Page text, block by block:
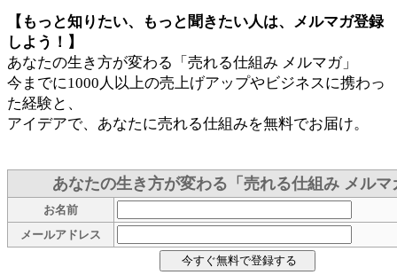
【もっと知りたい、もっと聞きたい人は、メルマガ登録
しよう！】
あなたの生き方が変わる「売れる仕組み メルマガ」
今までに1000人以上の売上げアップやビジネスに携わっ
た経験と、
アイデアで、あなたに売れる仕組みを無料でお届け。
あなたの生き方が変わる「売れる仕組み メルマ
お名前
メールアドレス